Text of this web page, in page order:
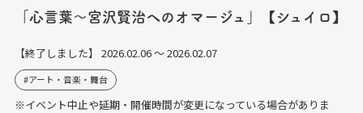
「心言葉〜宮沢賢治へのオマージュ」【シュイロ】
【終了しました】 2026.02.06 ～ 2026.02.07
アート・音楽・舞台
※イベント中止や延期・開催時間が変更になっている場合がありま